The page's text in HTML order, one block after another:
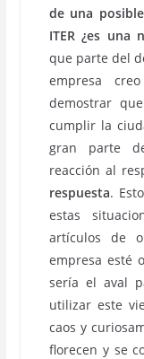
de una
ITER ¿es una
que parte del
empresa
demostrar
cumplir la
gran parte
reacción al
respuesta.
estas
artículos de
empresa esté
sería el aval
utilizar este
caos y
florecen y se